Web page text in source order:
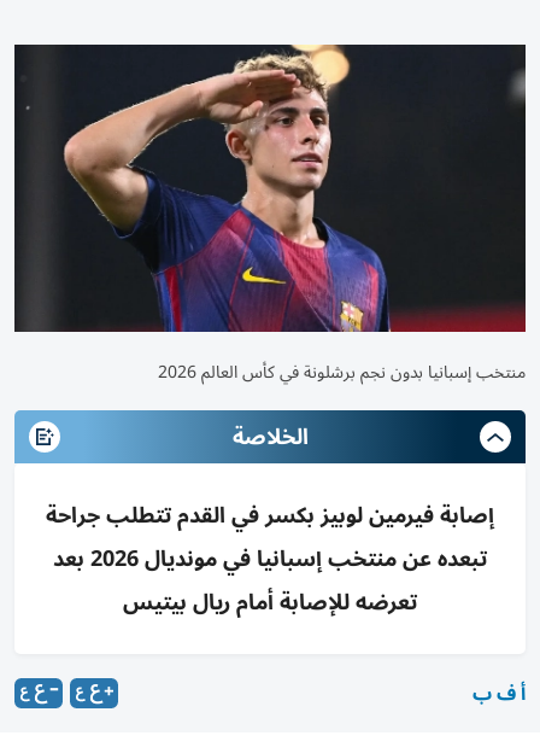
منتخب إسبانيا بدون نجم برشلونة في كأس العالم 2026
الخلاصة
إصابة فيرمين لوبيز بكسر في القدم تتطلب جراحة
تبعده عن منتخب إسبانيا في مونديال 2026 بعد
تعرضه للإصابة أمام ريال بيتيس
أ ف ب